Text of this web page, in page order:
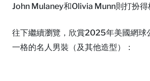
John Mulaney和Olivia Munn則打扮得
往下繼續瀏覽，欣賞2025年美國網球
一格的名人男裝（及其他造型）：